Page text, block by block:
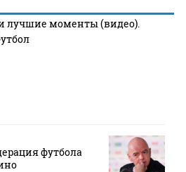
лучшие моменты (видео).
футбола